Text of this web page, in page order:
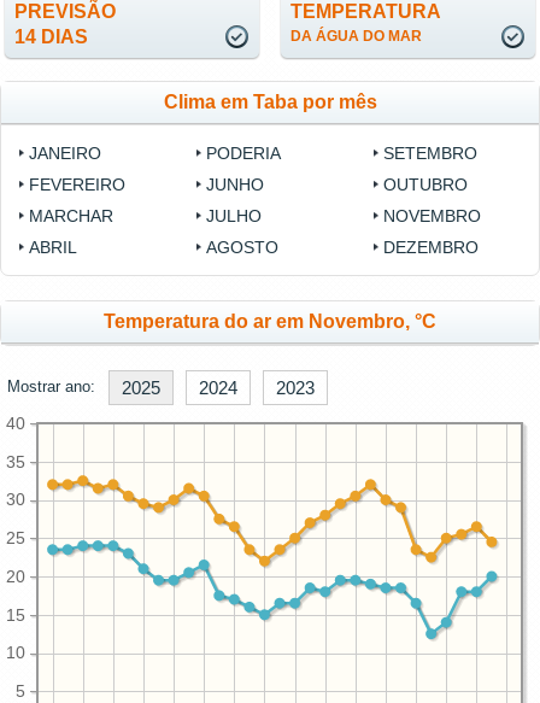
PREVISÃO
14 DIAS
TEMPERATURA
DA ÁGUA DO MAR
Clima em Taba por mês
JANEIRO
FEVEREIRO
MARCHAR
ABRIL
PODERIA
JUNHO
JULHO
AGOSTO
SETEMBRO
OUTUBRO
NOVEMBRO
DEZEMBRO
Temperatura do ar em Novembro, °C
Mostrar ano: 2025 2024 2023
5
10
15
20
25
30
35
40